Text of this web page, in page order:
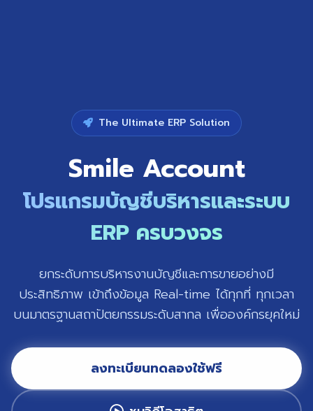
The Ultimate ERP Solution
Smile Account
โปรแกรมบัญชีบริหารและระบบ
ERP ครบวงจร
ยกระดับการบริหารงานบัญชีและการขายอย่างมี
ประสิทธิภาพ เข้าถึงข้อมูล Real-time ได้ทุกที่ ทุกเวลา
บนมาตรฐานสถาปัตยกรรมระดับสากล เพื่อองค์กรยุคใหม่
ลงทะเบียนทดลองใช้ฟรี